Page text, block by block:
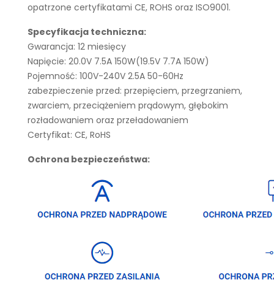
opatrzone certyfikatami CE, ROHS oraz ISO9001.
Specyfikacja techniczna:
Gwarancja: 12 miesięcy
Napięcie: 20.0V 7.5A 150W(19.5V 7.7A 150W)
Pojemność: 100V-240V 2.5A 50-60Hz
zabezpieczenie przed: przepięciem, przegrzaniem,
zwarciem, przeciążeniem prądowym, głębokim
rozładowaniem oraz przeładowaniem
Certyfikat: CE, RoHS
Ochrona bezpieczeństwa: